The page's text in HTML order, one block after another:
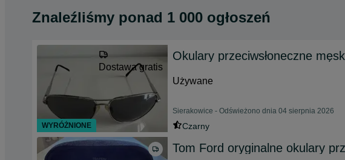
Znaleźliśmy ponad 1 000 ogłoszeń
Dostawa gratis
Okulary przeciwsłoneczne
Używane
Sierakowice - Odświeżono dnia 04 sierpnia 2026
Czarny
Tom Ford oryginalne okulary
WYRÓŻNIONE